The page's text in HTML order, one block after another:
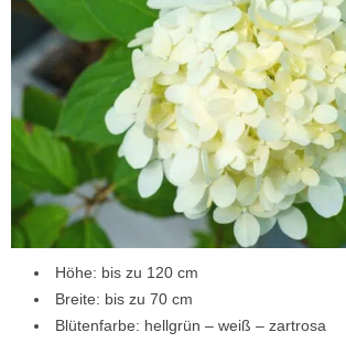
Höhe: bis zu 120 cm
Breite: bis zu 70 cm
Blütenfarbe: hellgrün – weiß – zartrosa